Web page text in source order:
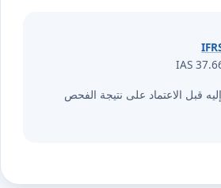
قبل الاعتماد على نتيجة الفحص